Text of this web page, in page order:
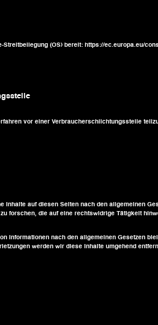
(OS) bereit: https://ec.europa.eu/
vor einer Verbraucherschlichtungsstelle
Inhalte auf diesen Seiten nach den allgemeinen
forschen, die auf eine rechtswidrige Tätigkeit
Informationen nach den allgemeinen Gesetzen
werden wir diese Inhalte umgehend